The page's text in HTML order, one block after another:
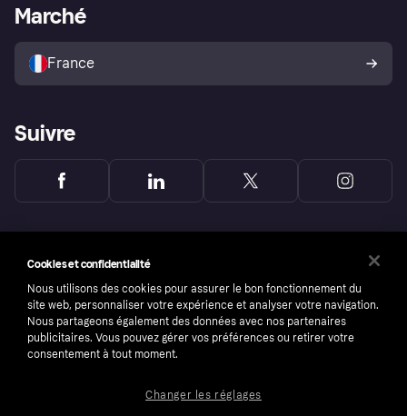
Explorez les magasins
Politique de protection de
l’acheteur Klarna
Portail Marchand
Marché
France
Suivre
Cookies et confidentialité
Nous utilisons des cookies pour assurer le bon fonctionnement du
site web, personnaliser votre expérience et analyser votre navigation.
Nous partageons également des données avec nos partenaires
publicitaires. Vous pouvez gérer vos préférences ou retirer votre
consentement à tout moment.
Changer les réglages